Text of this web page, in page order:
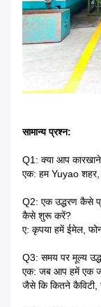
सामान्य प्रश्न:
Q1: क्या आप
एक: हम Yuyao शहर,
Q2: एक उद्धरण कैसे
कैसे शुरू करें?
ए: कृपया हमें ईमेल,
Q3: समय पर मूल्य
एक: जब आप हमें एक
जैसे कि कितने कैविटी,